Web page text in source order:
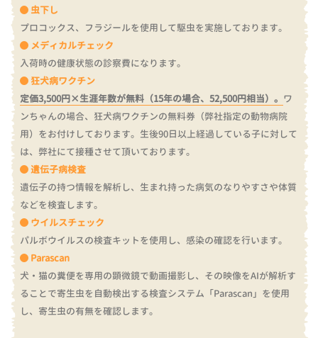
虫下し
プロコックス、フラジールを使用して駆虫を実施しております。
メディカルチェック
入荷時の健康状態の診察費になります。
狂犬病ワクチン
定価3,500円×生涯年数が無料（15年の場合、52,500円相当）。 ワ
ンちゃんの場合、狂犬病ワクチンの無料券（弊社指定の動物病院
用）をお付けしております。 生後90日以上経過している子に対して
は、弊社にて接種させて頂いております。
遺伝子病検査
遺伝子の持つ情報を解析し、生まれ持った病気のなりやすさや体質
などを検査します。
ウイルスチェック
パルボウイルスの検査キットを使用し、感染の確認を行います。
Parascan
犬・猫の糞便を専用の顕微鏡で動画撮影し、その映像をAIが解析す
ることで寄生虫を自動検出する検査システム「Parascan」を使用
し、寄生虫の有無を確認します。